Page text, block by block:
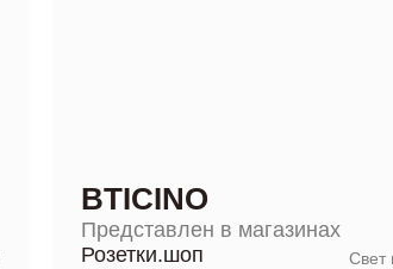
BTICINO
Представлен в магазинах
Розетки.шоп
Свет